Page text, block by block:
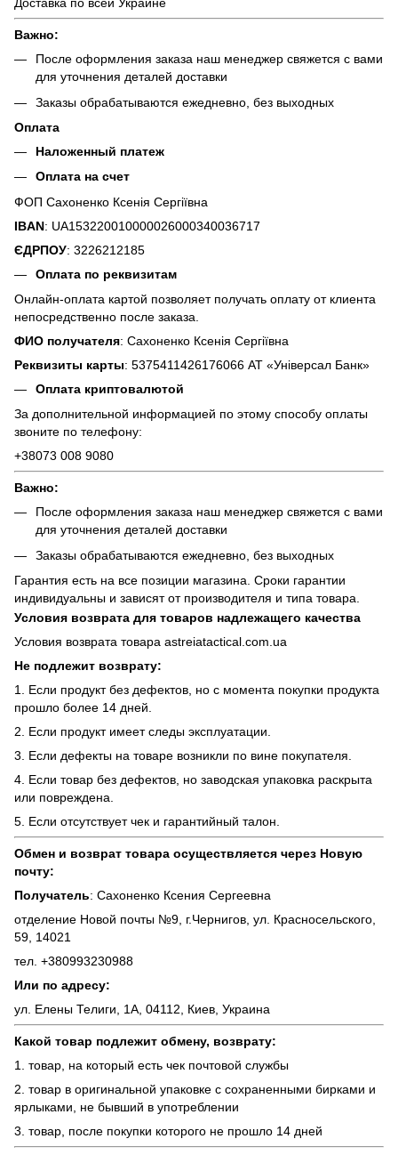
Важно:
После оформления заказа наш менеджер свяжется с вами
для уточнения деталей доставки
Заказы обрабатываются ежедневно, без выходных
Оплата
Наложенный платеж
Оплата на счет
ФОП Сахоненко Ксенія Сергіївна
IBAN: UA153220010000026000340036717
ЄДРПОУ: 3226212185
Оплата по реквизитам
Онлайн-оплата картой позволяет получать оплату от клиента
непосредственно после заказа.
ФИО получателя: Сахоненко Ксенія Сергіївна
Реквизиты карты: 5375411426176066 АТ «Універсал Банк»
Оплата криптовалютой
За дополнительной информацией по этому способу оплаты
звоните по телефону:
+38073 008 9080
Важно:
После оформления заказа наш менеджер свяжется с вами
для уточнения деталей доставки
Заказы обрабатываются ежедневно, без выходных
Гарантия есть на все позиции магазина. Сроки гарантии
индивидуальны и зависят от производителя и типа товара.
Условия возврата для товаров надлежащего качества
Условия возврата товара astreiatactical.com.ua
Не подлежит возврату:
1. Если продукт без дефектов, но с момента покупки продукта
прошло более 14 дней.
2. Если продукт имеет следы эксплуатации.
3. Если дефекты на товаре возникли по вине покупателя.
4. Если товар без дефектов, но заводская упаковка раскрыта
или повреждена.
5. Если отсутствует чек и гарантийный талон.
Обмен и возврат товара осуществляется через Новую
почту:
Получатель: Сахоненко Ксения Сергеевна
отделение Новой почты №9, г.Чернигов, ул. Красносельского,
59, 14021
тел. +380993230988
Или по адресу:
ул. Елены Телиги, 1А, 04112, Киев, Украина
Какой товар подлежит обмену, возврату:
1. товар, на который есть чек почтовой службы
2. товар в оригинальной упаковке с сохраненными бирками и
ярлыками, не бывший в употреблении
3. товар, после покупки которого не прошло 14 дней